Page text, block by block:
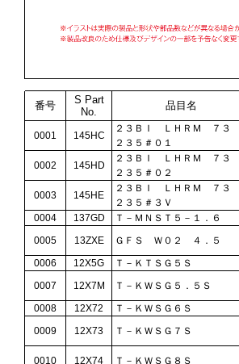
番号
S Part
No.
品目名
0001 145HC
２３ＢＩ ＬＨＲＭ ７３
２３５＃０１
0002 145HD
２３ＢＩ ＬＨＲＭ ７３
２３５＃０２
0003 145HE
２３ＢＩ ＬＨＲＭ ７３
２３５＃３Ｖ
0004
137GD Ｔ－ＭＮＳＴ５－１．６
0005
13ZXE ＧＦＳ Ｗ０２ ４．５
0006
12X5G Ｔ－ＫＴＳＧ５Ｓ
0007
12X7M Ｔ－ＫＷＳＧ５．５Ｓ
0008
12X72 Ｔ－ＫＷＳＧ６Ｓ
0009
12X73 Ｔ－ＫＷＳＧ７Ｓ
0010 12X74 Ｔ－ＫＷＳＧ８Ｓ